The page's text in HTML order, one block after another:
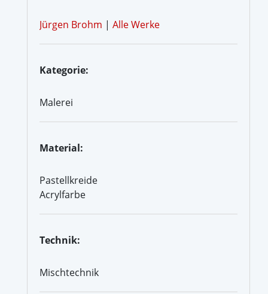
Jürgen Brohm | Alle Werke
Kategorie:
Malerei
Material:
Pastellkreide
Acrylfarbe
Technik:
Mischtechnik